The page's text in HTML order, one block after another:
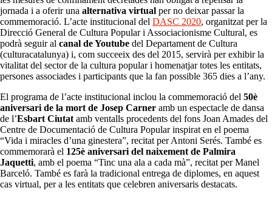
jornada i a oferir una alternativa virtual per no deixar passar la
commemoració. L’acte institucional del DASC 2020, organitzat per la
Direcció General de Cultura Popular i Associacionisme Cultural, es
podrà seguir al canal de Youtube del Departament de Cultura
(culturacatalunya) i, com succeeix des del 2015, servirà per exhibir la
vitalitat del sector de la cultura popular i homenatjar totes les entitats,
persones associades i participants que la fan possible 365 dies a l’any.
El programa de l’acte institucional inclou la commemoració del 50è
aniversari de la mort de Josep Carner amb un espectacle de dansa
de l’Esbart Ciutatamb ventalls procedents del fons Joan Amades del
Centre de Documentació de Cultura Popular inspirat en el poema
“Vida i miracles d’una ginestera”, recitat per Antoni Serés. També es
commemorarà el 125è aniversari del naixement de Palmira
Jaquetti, amb el poema “Tinc una ala a cada mà”, recitat per Manel
Barceló. També es farà la tradicional entrega de diplomes, en aquest
cas virtual, per a les entitats que celebren aniversaris destacats.